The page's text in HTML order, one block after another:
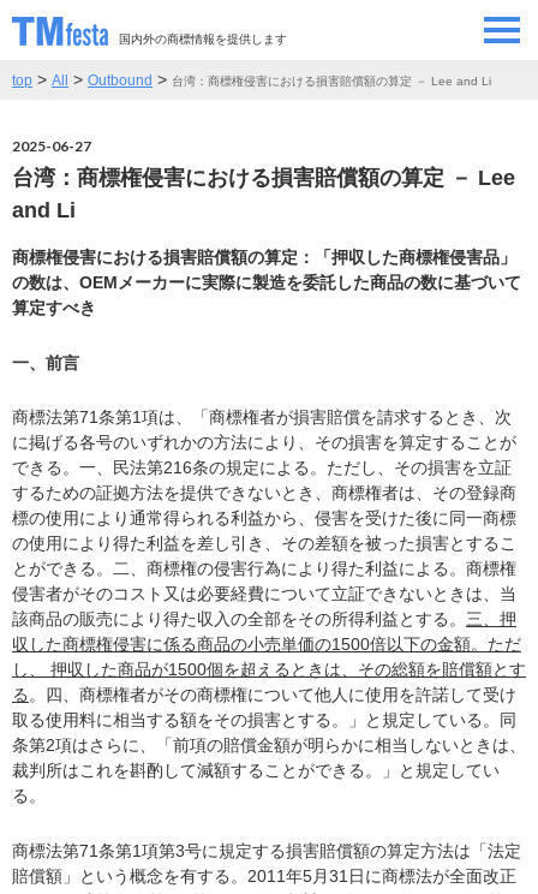
国内外の商標情報を提供します
SEMINAR/EVENT
ABOUT
CONTRIBUTORS
CONTACT
top > All > Outbound > 台湾：商標権侵害における損害賠償額の算定 － Lee and Li
2025-06-27
台湾：商標権侵害における損害賠償額の算定 － Lee
and Li
商標権侵害における損害賠償額の算定：「押収した商標権侵害品」
の数は、OEMメーカーに実際に製造を委託した商品の数に基づいて
算定すべき
一、前言
商標法第71条第1項は、「商標権者が損害賠償を請求するとき、次
に掲げる各号のいずれかの方法により、その損害を算定することが
できる。一、民法第216条の規定による。ただし、その損害を立証
するための証拠方法を提供できないとき、商標権者は、その登録商
標の使用により通常得られる利益から、侵害を受けた後に同一商標
の使用により得た利益を差し引き、その差額を被った損害とするこ
とができる。二、商標権の侵害行為により得た利益による。商標権
侵害者がそのコスト又は必要経費について立証できないときは、当
該商品の販売により得た収入の全部をその所得利益とする。 三、押
収した商標権侵害に係る商品の小売単価の1500倍以下の金額。ただ
し、 押収した商品が1500個を超えるときは、その総額を賠償額とす
る 。四、商標権者がその商標権について他人に使用を許諾して受け
取る使用料に相当する額をその損害とする。」と規定している。同
条第2項はさらに、「前項の賠償金額が明らかに相当しないときは、
裁判所はこれを斟酌して減額することができる。」と規定してい
る。
商標法第71条第1項第3号に規定する損害賠償額の算定方法は「法定
賠償額」という概念を有する。2011年5月31日に商標法が全面改正